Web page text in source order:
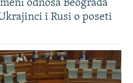
odnosa Beograda
i Rusi o poseti